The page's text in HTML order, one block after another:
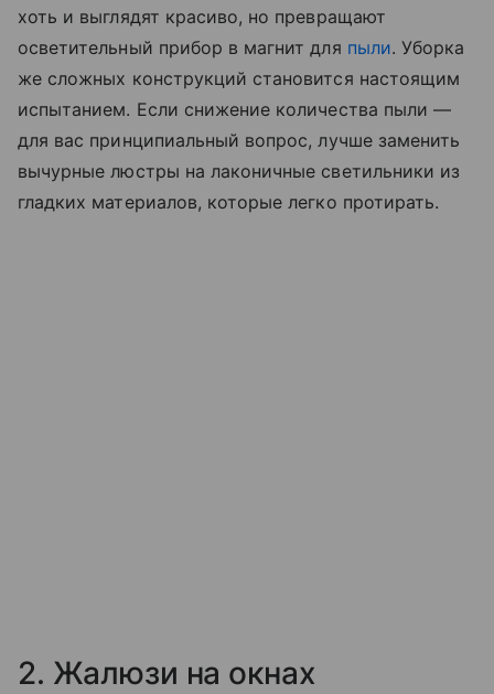
хоть и выглядят красиво, но превращают
осветительный прибор в магнит для пыли. Уборка
же сложных конструкций становится настоящим
испытанием. Если снижение количества пыли —
для вас принципиальный вопрос, лучше заменить
вычурные люстры на лаконичные светильники из
гладких материалов, которые легко протирать.
2. Жалюзи на окнах